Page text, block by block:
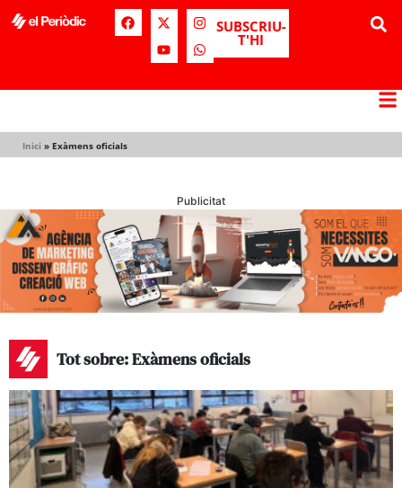
SUBSCRIU-
T'HI
Inici » Exàmens oficials
Publicitat
Tot sobre: Exàmens oficials